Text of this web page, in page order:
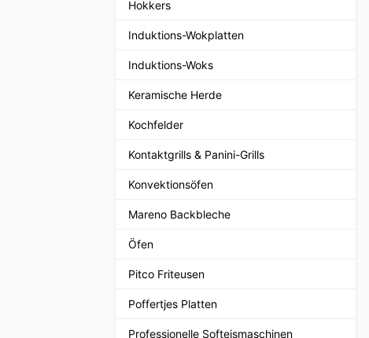
Hokkers
Induktions-Wokplatten
Induktions-Woks
Keramische Herde
Kochfelder
Kontaktgrills & Panini-Grills
Konvektionsöfen
Mareno Backbleche
Öfen
Pitco Friteusen
Poffertjes Platten
Professionelle Softeismaschinen